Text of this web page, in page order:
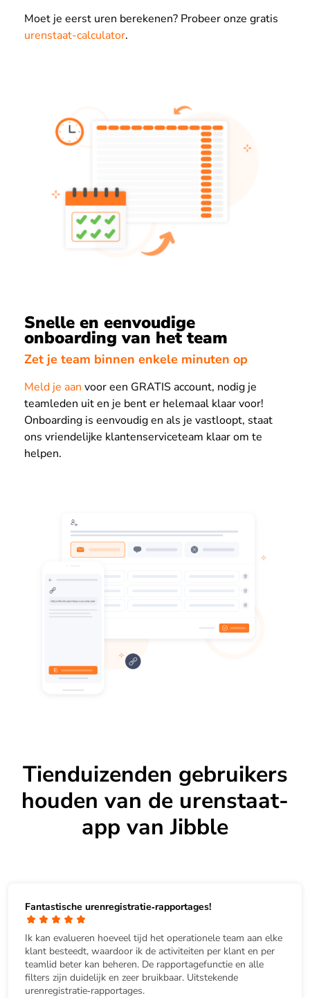
Moet je eerst uren berekenen? Probeer onze gratis
urenstaat-calculator.
Snelle en eenvoudige
onboarding van het team
Zet je team binnen enkele minuten op
Meld je aan voor een GRATIS account, nodig je
teamleden uit en je bent er helemaal klaar voor!
Onboarding is eenvoudig en als je vastloopt, staat
ons vriendelijke klantenserviceteam klaar om te
helpen.
Tienduizenden gebruikers
houden van de urenstaat-
app van Jibble
Fantastische urenregistratie‑rapportages!
Ik kan evalueren hoeveel tijd het operationele team aan elke
klant besteedt, waardoor ik de activiteiten per klant en per
teamlid beter kan beheren. De rapportagefunctie en alle
filters zijn duidelijk en zeer bruikbaar. Uitstekende
urenregistratie‑rapportages.